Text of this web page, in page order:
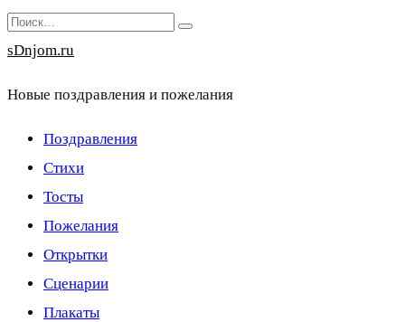
Перейти
к
Search
for:
sDnjom.ru
Новые поздравления и пожелания
Поздравления
Стихи
Тосты
Пожелания
Открытки
Сценарии
Плакаты